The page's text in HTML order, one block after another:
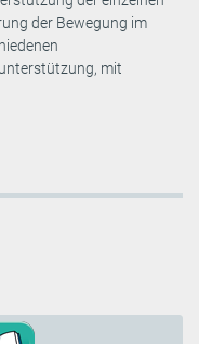
der Bewegung im
mit